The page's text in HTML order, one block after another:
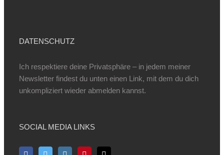
DATENSCHUTZ
Ich respektiere deine Privatsphäre – in jedem meiner
Newsletter findest du unten einen Link, mit dem du dich
unkompliziert wieder abmelden kannst.
SOCIAL MEDIA LINKS